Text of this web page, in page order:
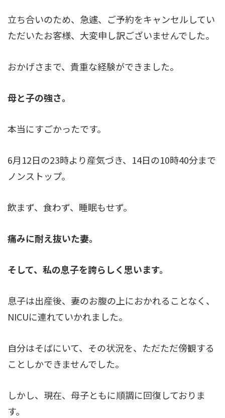
立ち合いのため、急遽、ご予約をキャンセルしてい
ただいたお客様、大変申し訳ございませんでした。
おかげさまで、貴重な経験ができました。
母と子の強さ。
本当にすごかったです。
6月12日の23時より産気づき、14日の10時40分まで
ノンストップ。
飲まず、食わず、睡眠もせず。
痛みに耐え抜いた妻。
そして、私の息子を誇らしく思います。
息子は出産後、妻のお腹の上におかれることなく、
NICUに連れていかれました。
自分はそばにいて、その状況を、ただただ傍観する
ことしかできませんでした。
しかし、現在、母子ともに順調に回復しておりま
す。